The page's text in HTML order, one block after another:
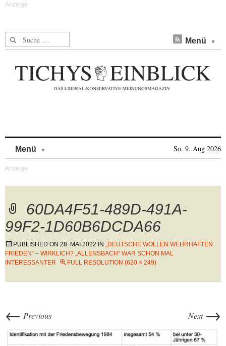
Suche nach: Menü
Menü So, 9. Aug 2026
60DA4F51-489D-491A-
99F2-1D60B6DCDA66
PUBLISHED ON 28. MAI 2022 IN „DEUTSCHE WOLLEN WEHRHAFTEN
FRIEDEN“ – WIRKLICH? „ALLENSBACH“ WAR SCHON MAL
INTERESSANTER
FULL RESOLUTION (620 × 249)
← Previous Next →